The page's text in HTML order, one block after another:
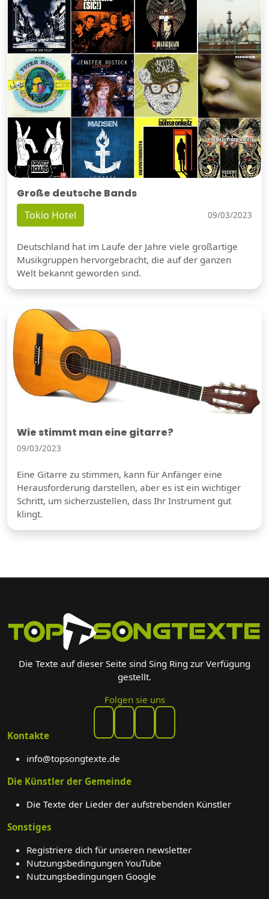
Große deutsche Bands
Tokio Hotel 09/03/2023
Deutschland hat im Laufe der Jahre viele großartige
Musikgruppen hervorgebracht, die auf der ganzen
Welt bekannt geworden sind.
Wie stimmt man eine gitarre?
09/03/2023
Eine Gitarre zu stimmen, kann für Anfänger eine
Herausforderung darstellen, aber es ist ein wichtiger
Schritt, um sicherzustellen, dass Ihr Instrument gut
klingt.
Die Texte auf dieser Seite sind Sing Ring zur Verfügung
gestellt.
Folgen sie uns
Kontakte
info@topsongtexte.de
Die Künstler der Gemeinde
Die Texte der Lieder der aufstrebenden Künstler
Sonstiges
Registriere dich für unseren newsletter
Nutzungsbedingungen YouTube
Nutzungsbedingungen Google